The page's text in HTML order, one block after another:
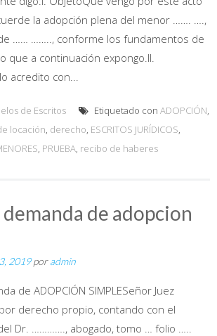
la adopción plena del menor ……. ….,
…… …….., conforme los fundamentos de
que a continuación expongo.II.
acredito con...
de Escritos Etiquetado con ADOPCIÓN,
locación, derecho, ESCRITOS JURÍDICOS,
, PRUEBA, recibo de haberes
de adopcion
2019poradmin
de ADOPCIÓN SIMPLESeñor Juez
derecho propio, contando con el
Dr. …………., abogado, tomo … folio …..